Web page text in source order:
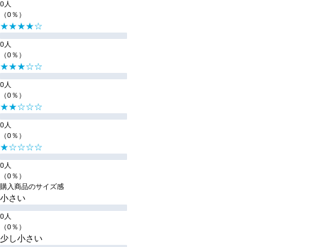
0人
（0％）
★★★★☆
0人
（0％）
★★★☆☆
0人
（0％）
★★☆☆☆
0人
（0％）
★☆☆☆☆
0人
（0％）
購入商品のサイズ感
小さい
0人
（0％）
少し小さい